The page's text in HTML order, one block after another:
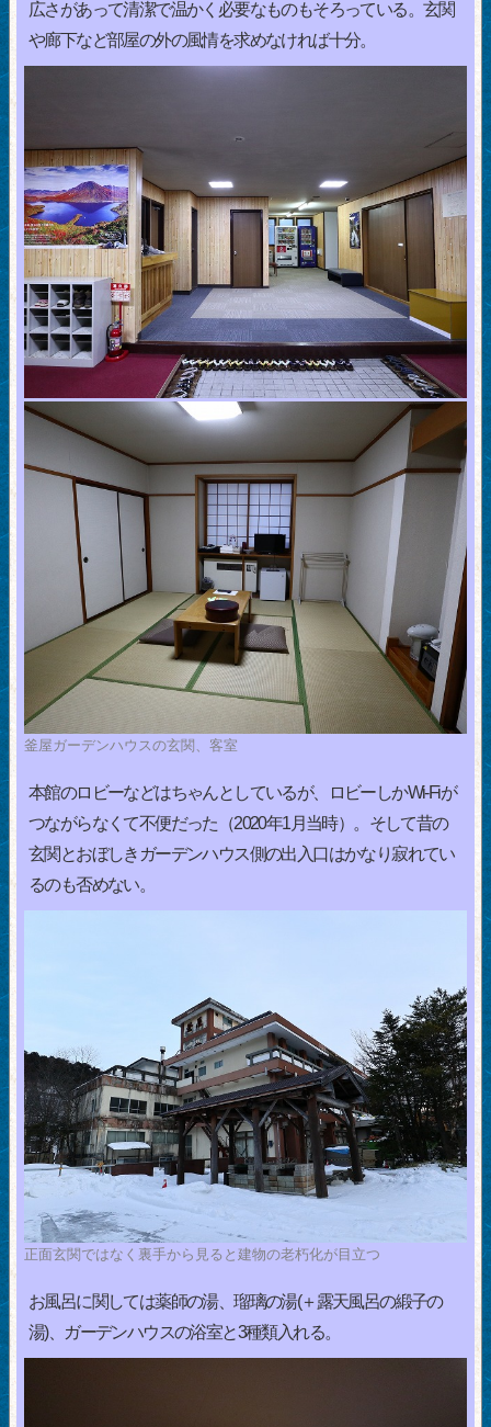
広さがあって清潔で温かく必要なものもそろっている。玄関
や廊下など部屋の外の風情を求めなければ十分。
釜屋ガーデンハウスの玄関、客室
本館のロビーなどはちゃんとしているが、ロビーしかWi-Fiが
つながらなくて不便だった（2020年1月当時）。そして昔の
玄関とおぼしきガーデンハウス側の出入口はかなり寂れてい
るのも否めない。
正面玄関ではなく裏手から見ると建物の老朽化が目立つ
お風呂に関しては薬師の湯、瑠璃の湯(＋露天風呂の緞子の
湯)、ガーデンハウスの浴室と3種類入れる。